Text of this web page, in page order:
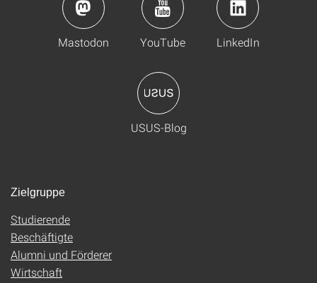
Mastodon YouTube LinkedIn
USUS-Blog
Zielgruppe
Studierende
Beschäftigte
Alumni und Förderer
Wirtschaft